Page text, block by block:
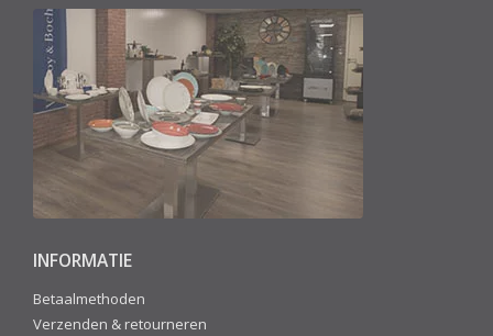
INFORMATIE
Betaalmethoden
Verzenden & retourneren